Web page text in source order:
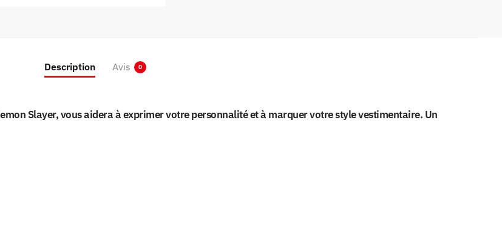
Description Avis 0
Slayer, vous aidera à exprimer votre personnalité et à marquer votre style vestimentaire. Un